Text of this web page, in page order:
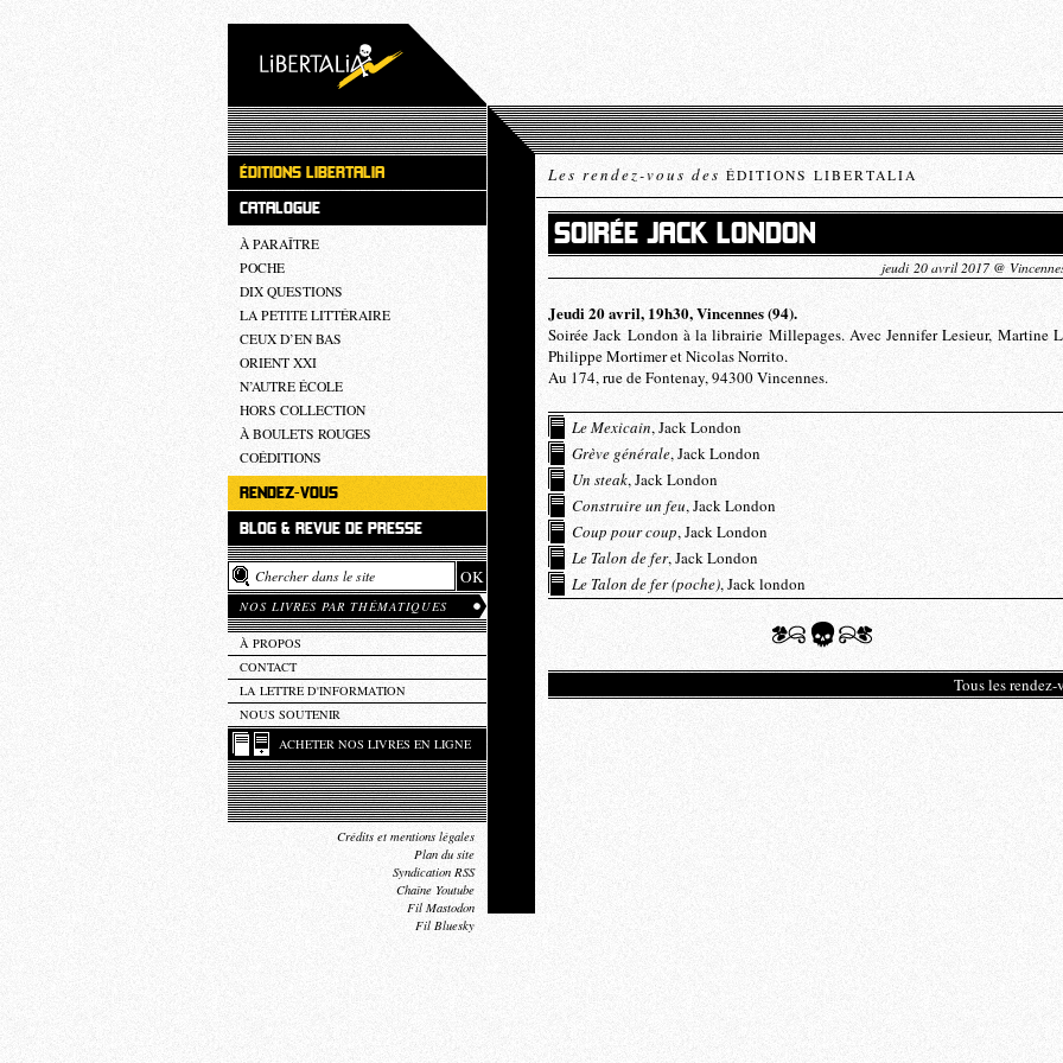
ÉDITIONS LIBERTALIA
CATALOGUE
À PARAÎTRE
POCHE
DIX QUESTIONS
LA PETITE LITTÉRAIRE
CEUX D’EN BAS
ORIENT XXI
N’AUTRE ÉCOLE
HORS COLLECTION
À BOULETS ROUGES
COÉDITIONS
RENDEZ-VOUS
BLOG & REVUE DE PRESSE
NOS LIVRES PAR THÉMATIQUES
À PROPOS
CONTACT
LA LETTRE D'INFORMATION
NOUS SOUTENIR
ACHETER NOS LIVRES EN LIGNE
Crédits et mentions légales
Plan du site
Syndication RSS
Chaîne Youtube
Fil Mastodon
Fil Bluesky
Les rendez-vous des ÉDITIONS LIBERTALIA
SOIRÉE JACK LONDON
jeudi 20 avril 2017 @
Jeudi 20 avril, 19h30, Vincennes (94).
Soirée Jack London à la librairie Millepages. Avec Jennifer Lesieur, Martine
Philippe Mortimer et Nicolas Norrito.
Au 174, rue de Fontenay, 94300 Vincennes.
Le Mexicain, Jack London
Grève générale, Jack London
Un steak, Jack London
Construire un feu, Jack London
Coup pour coup, Jack London
Le Talon de fer, Jack London
Le Talon de fer (poche), Jack london
Tous les rendez-